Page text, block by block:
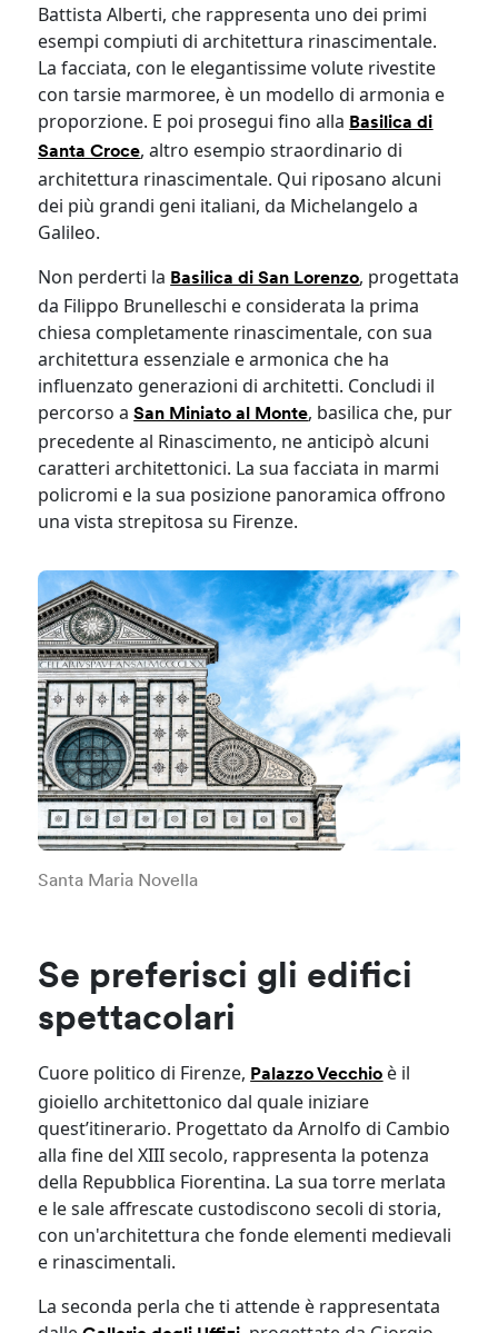
Battista Alberti, che rappresenta uno dei primi
esempi compiuti di architettura rinascimentale.
La facciata, con le elegantissime volute rivestite
con tarsie marmoree, è un modello di armonia e
proporzione. E poi prosegui fino alla Basilica di
Santa Croce, altro esempio straordinario di
architettura rinascimentale. Qui riposano alcuni
dei più grandi geni italiani, da Michelangelo a
Galileo.
Non perderti la Basilica di San Lorenzo, progettata
da Filippo Brunelleschi e considerata la prima
chiesa completamente rinascimentale, con sua
architettura essenziale e armonica che ha
influenzato generazioni di architetti. Concludi il
percorso aSan Miniato al Monte, basilica che, pur
precedente al Rinascimento, ne anticipò alcuni
caratteri architettonici. La sua facciata in marmi
policromi e la sua posizione panoramica offrono
una vista strepitosa su Firenze.
Santa Maria Novella
Se preferisci gli edifici
spettacolari
Cuore politico di Firenze, Palazzo Vecchio è il
gioiello architettonico dal quale iniziare
quest’itinerario. Progettato da Arnolfo di Cambio
alla fine del XIII secolo, rappresenta la potenza
della Repubblica Fiorentina. La sua torre merlata
e le sale affrescate custodiscono secoli di storia,
con un'architettura che fonde elementi medievali
e rinascimentali.
La seconda perla che ti attende è rappresentata